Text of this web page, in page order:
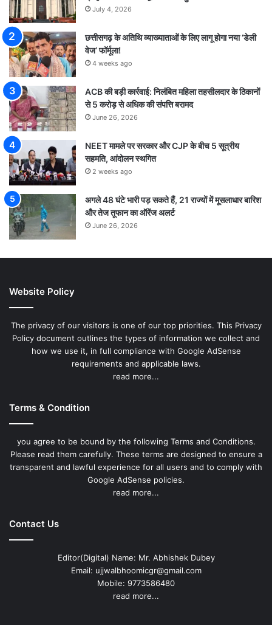
July 4, 2026
छत्तीसगढ़ के अतिथि व्याख्याताओं के लिए लागू होगा नया ‘डेली
वेज’ फॉर्मूला!
4 weeks ago
ACB की बड़ी कार्रवाई: निलंबित महिला तहसीलदार के ठिकानों
से 5 करोड़ से अधिक की संपत्ति बरामद
June 26, 2026
NEET मामले पर सरकार और CJP के बीच 5 सूत्रीय
सहमति, आंदोलन स्थगित
2 weeks ago
अगले 48 घंटे भारी पड़ सकते हैं, 21 राज्यों में मूसलाधार बारिश
और तेज तूफान का ऑरेंज अलर्ट
June 26, 2026
Website Policy
The privacy of our visitors is one of our top priorities. This Privacy
Policy document outlines the types of information we collect and
how we use it, in full compliance with Google AdSense
requirements and applicable laws.
read more...
Terms & Condition
you agree to be bound by the following Terms and Conditions.
Please read them carefully. These terms are designed to ensure a
transparent and lawful experience for all users and to comply with
Google AdSense policies.
read more...
Contact Us
Editor(Digital) Name: Mr. Abhishek Dubey
Email: ujjwalbhoomicgr@gmail.com
Mobile: 9773586480
read more...